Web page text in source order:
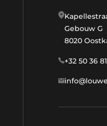
Gebouw G
8020
+32 50 36